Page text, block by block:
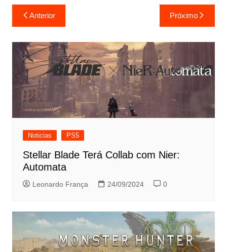
Navegação
de
Post
Anterior Próximo
Noticias PS5
Stellar Blade Terá Collab com Nier:
Automata
Leonardo França 24/09/2024 0